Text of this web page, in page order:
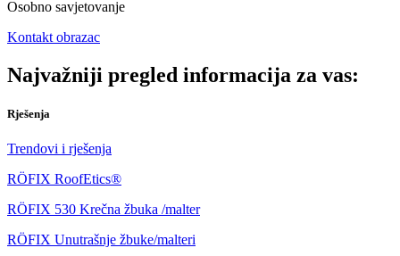
Osobno savjetovanje
Kontakt obrazac
Najvažniji pregled informacija za vas:
Rješenja
Trendovi i rješenja
RÖFIX RoofEtics®
RÖFIX 530 Krečna žbuka /malter
RÖFIX Unutrašnje žbuke/malteri